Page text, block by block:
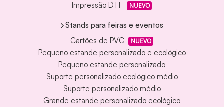
Impressão DTF NUEVO
Stands para feiras e eventos
Cartões de PVC
NUEVO
Pequeno estande personalizado e ecológico
Pequeno estande personalizado
Suporte personalizado ecológico médio
Suporte personalizado médio
Grande estande personalizado ecológico